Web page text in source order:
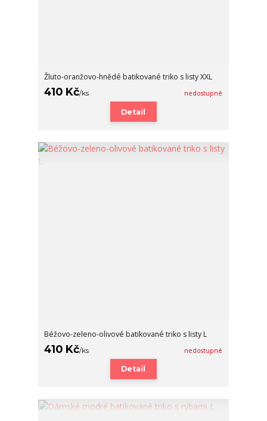
Žluto-oranžovo-hnědé batikované triko s listy XXL
410 Kč/ks nedostupné
Detail
Béžovo-zeleno-olivové batikované triko s listy L
410 Kč/ks nedostupné
Detail